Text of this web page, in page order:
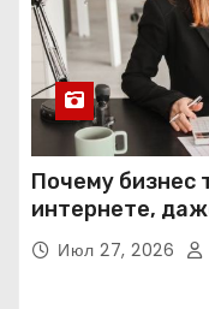
Почему бизнес
интернете,
Июл 27, 2026